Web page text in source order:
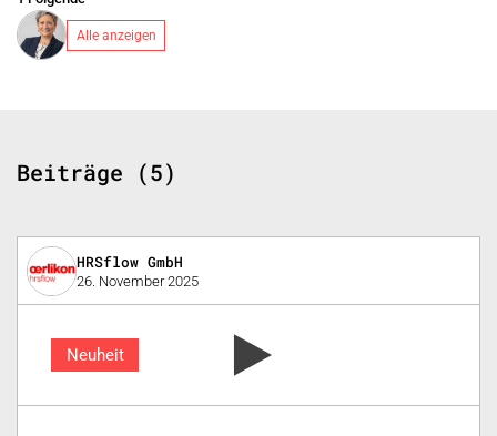
Alle anzeigen
Beiträge (5)
HRSflow GmbH
26. November 2025
Neuheit